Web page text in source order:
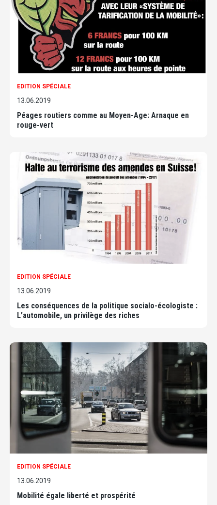
EDITION SPÉCIALE
13.06.2019
Péages routiers comme au Moyen-Age: Arnaque en
rouge-vert
EDITION SPÉCIALE
13.06.2019
Les conséquences de la politique socialo-écologiste :
L’automobile, un privilège des riches
EDITION SPÉCIALE
13.06.2019
Mobilité égale liberté et prospérité